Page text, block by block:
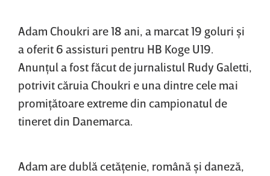
Adam Choukri are 18 ani, a marcat 19 goluri şi
a oferit 6 assisturi pentru HB Koge U19.
Anunţul a fost făcut de jurnalistul Rudy Galetti,
potrivit căruia Choukri e una dintre cele mai
promiţătoare extreme din campionatul de
tineret din Danemarca.
Adam are dublă cetăţenie, română şi daneză,